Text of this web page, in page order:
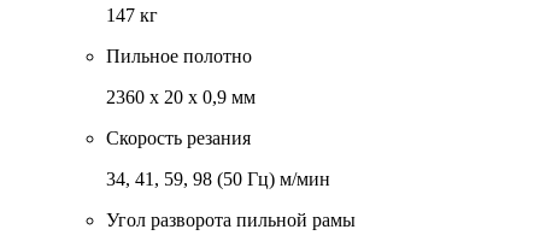
147 кг
Пильное полотно
2360 х 20 х 0,9 мм
Скорость резания
34, 41, 59, 98 (50 Гц) м/мин
Угол разворота пильной рамы